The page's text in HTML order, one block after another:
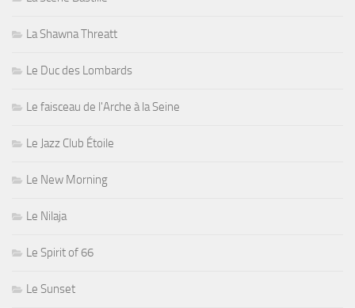
La Shawna Threatt
Le Duc des Lombards
Le faisceau de l'Arche à la Seine
Le Jazz Club Étoile
Le New Morning
Le Nilaja
Le Spirit of 66
Le Sunset